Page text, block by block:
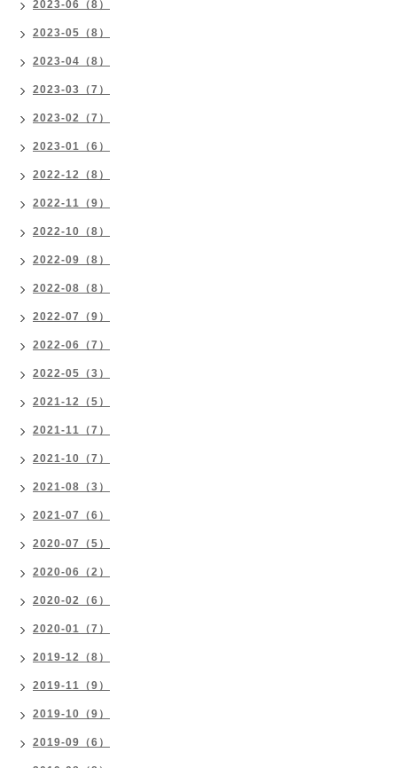
2023-06（8）
2023-05（8）
2023-04（8）
2023-03（7）
2023-02（7）
2023-01（6）
2022-12（8）
2022-11（9）
2022-10（8）
2022-09（8）
2022-08（8）
2022-07（9）
2022-06（7）
2022-05（3）
2021-12（5）
2021-11（7）
2021-10（7）
2021-08（3）
2021-07（6）
2020-07（5）
2020-06（2）
2020-02（6）
2020-01（7）
2019-12（8）
2019-11（9）
2019-10（9）
2019-09（6）